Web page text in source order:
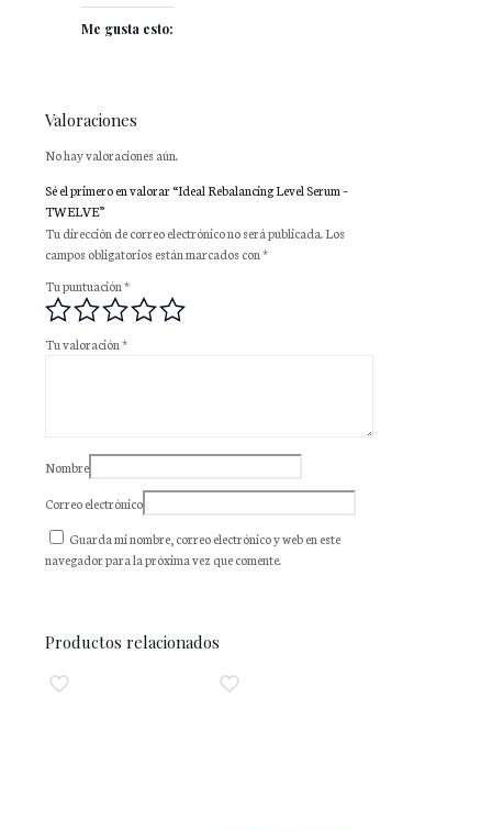
Me gusta esto:
Valoraciones
No hay valoraciones aún.
Sé el primero en valorar “Ideal Rebalancing Level Serum –
TWELVE”
Tu dirección de correo electrónico no será publicada.Los
campos obligatorios están marcados con*
Tu puntuación*
Tu valoración*
Nombre
Correo electrónico
Guarda mi nombre, correo electrónico y web en este
navegador para la próxima vez que comente.
Productos relacionados